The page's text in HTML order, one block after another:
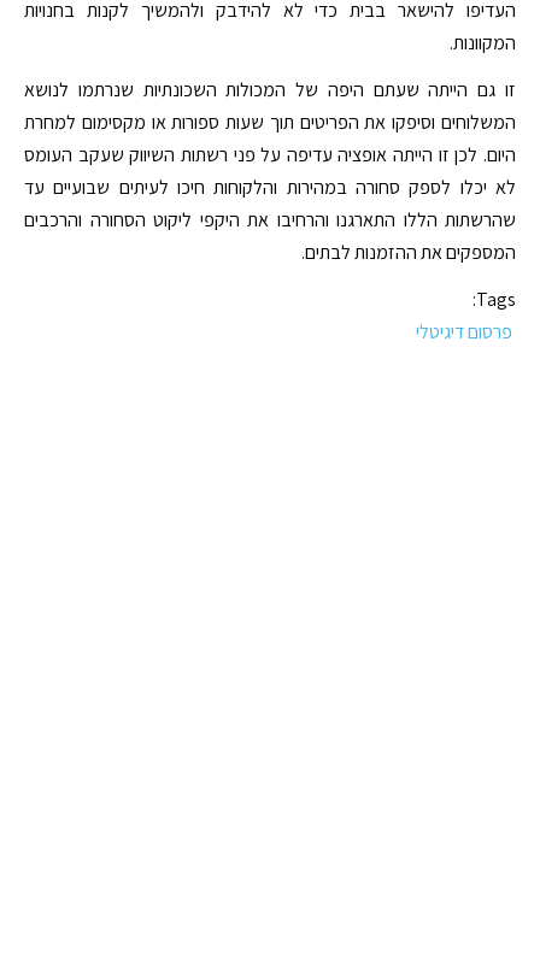
העדיפו להישאר בבית כדי לא להידבק ולהמשיך לקנות בחנויות
המקוונות.
זו גם הייתה שעתם היפה של המכולות השכונתיות שנרתמו לנושא
המשלוחים וסיפקו את הפריטים תוך שעות ספורות או מקסימום למחרת
היום. לכן זו הייתה אופציה עדיפה על פני רשתות השיווק שעקב העומס
לא יכלו לספק סחורה במהירות והלקוחות חיכו לעיתים שבועיים עד
שהרשתות הללו התארגנו והרחיבו את היקפי ליקוט הסחורה והרכבים
המספקים את ההזמנות לבתים.
Tags:
פרסום דיגיטלי